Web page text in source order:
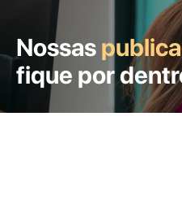
Nossas
fique por